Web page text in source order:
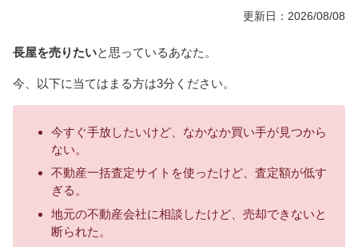
更新日：2026/08/08
長屋を売りたいと思っているあなた。
今、以下に当てはまる方は3分ください。
今すぐ手放したいけど、なかなか買い手が見つから
ない。
不動産一括査定サイトを使ったけど、査定額が低す
ぎる。
地元の不動産会社に相談したけど、売却できないと
断られた。